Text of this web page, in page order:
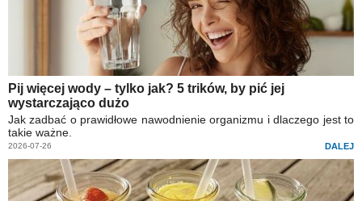
Pij więcej wody – tylko jak? 5 trików, by pić jej
wystarczająco dużo
Jak zadbać o prawidłowe nawodnienie organizmu i dlaczego jest to
takie ważne.
2026-07-26 DALEJ